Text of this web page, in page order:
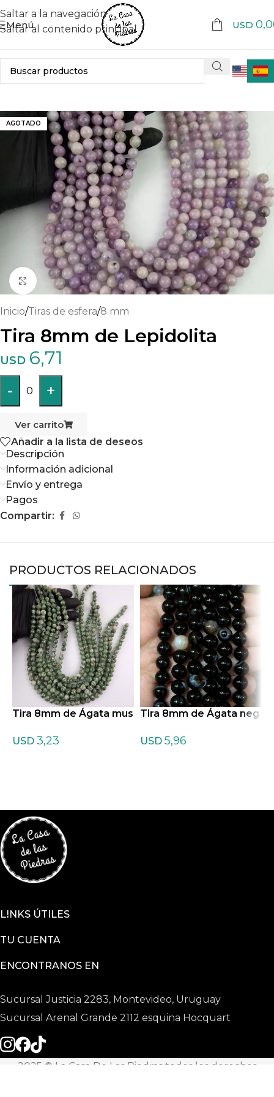
Saltar a la navegación
Saltar al contenido principal
Menú USD
AGOTADO
Haga clic para ampliar
Inicio/Tiras de esfera/8 mm
Tira 8mm de Lepidolita
USD 6,71
- 0 +
Ver carrito
Añadir a la lista de deseos
Descripción
Información adicional
Envío y entrega
Pagos
Compartir:
PRODUCTOS RELACIONADOS
Tira 8mm de Ágata mus
USD 3,23
Tira 8mm de Ágata neg
USD 5,96
LINKS ÚTILES
TU CUENTA
ENCONTRANOS EN
Sucursal Justicia 2283, Montevideo, Uruguay
Sucursal Arenal Grande 2112 esquina Hocquart
2025 © La Casa De Las Piedras todos los derechos